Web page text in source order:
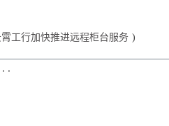
工行加快推进远程柜台服务 )